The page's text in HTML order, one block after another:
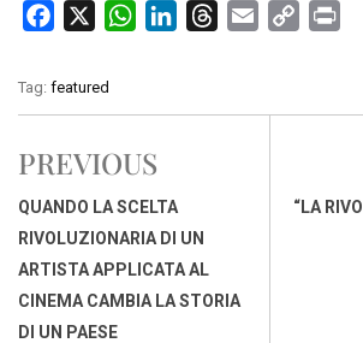
c
o
o
k
W
A
p
p
n
n
Tag: featured
PREVIOUS
QUANDO LA SCELTA
RIVOLUZIONARIA DI UN
ARTISTA APPLICATA AL
CINEMA CAMBIA LA STORIA
DI UN PAESE
“LA